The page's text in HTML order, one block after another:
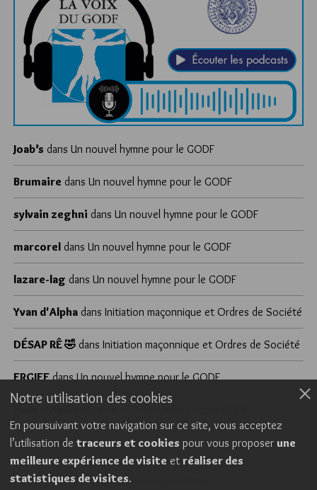
Joab’s dans Un nouvel hymne pour le GODF
Brumaire dans Un nouvel hymne pour le GODF
sylvain zeghni dans Un nouvel hymne pour le GODF
marcorel dans Un nouvel hymne pour le GODF
lazare-lag dans Un nouvel hymne pour le GODF
Yvan d'Alpha dans Initiation maçonnique et Ordres de Société
DÉSAP RÊ 🤣 dans Initiation maçonnique et Ordres de Société
ERGIEFdansUn nouvel hymne pour le GODF
Cookies
Politique de confidentialité
Consentement explicite
Notre utilisation des cookies
En poursuivant votre navigation sur ce site, vous acceptez
l’utilisation de traceurs et cookies pour vous proposer une
meilleure expérience de visite et réaliser des
statistiques de visites.